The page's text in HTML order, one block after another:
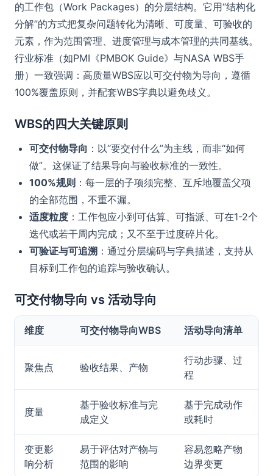
的工作包（Work Packages）的分层结构。它用“结构化
分解”的方式把复杂问题转化为清晰、可度量、可验收的
元素，作为范围管理、进度管理与成本管理的共同基线。
行业标准（如PMI《PMBOK Guide》与NASA WBS手
册）一致强调：高质量WBS应以可交付物为导向，遵循
100%覆盖原则，并配套WBS字典以避免歧义。
WBS的四大关键原则
可交付物导向 ：以“要交付什么”为主线，而非“如何
做”。这保证了结果导向与验收标准的一致性。
100%规则 ：每一层的子项须完整、互斥地覆盖父项
的全部范围，不重不漏。
适度粒度 ：工作包应小到可估算、可指派、可在1-2个
迭代或若干周内完成；又不至于过度碎片化。
可验证与可追溯 ：通过分层编码与字典描述，支持从
目标到工作包的追踪与验收确认。
可交付物导向 vs 活动导向
维度 可交付物导向WBS 活动导向清单
聚焦点 验收结果、产物
行动步骤、过
程
度量
基于验收标准与完
成定义
基于完成动作
或耗时
变更影
响分析
易于评估对产物与
范围的影响
容易忽略产物
边界变更